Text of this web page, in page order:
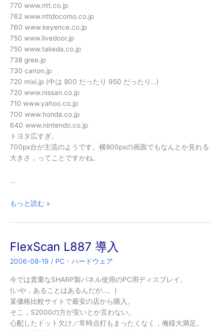
770 www.ntt.co.jp
762 www.nttdocomo.co.jp
760 www.keyence.co.jp
750 www.livedoor.jp
750 www.takeda.co.jp
738 gree.jp
730 canon.jp
720 mixi.jp (中は 800 だったり 950 だったり…)
720 www.nissan.co.jp
710 www.yahoo.co.jp
700 www.honda.co.jp
640 www.nintendo.co.jp
トヨタ広すぎ。
700px台が主流のようです。横800pxの画面でもなんとか見れる
大きさ，ってことですかね。
…
企
の
ペ
ー
は
ど
れ
く
ら
もっと読む »
FlexScan L887 導入
2006-08-19 / PC・ハードウェア
今では貴重なSHARP製パネル使用のPC用ディスプレイ。
(いや，あることはあるんだが…。)
某価格比較サイトで最安の店から購入。
そこ，S2000の方が安いとか言わない。
心配したドット欠け／常時点灯もまったくなく，俺様大満足。